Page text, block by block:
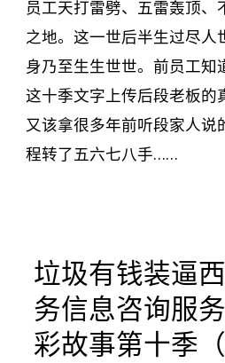
员工天打雷劈、五雷轰顶、
之地。这一世后半生过尽人
身乃至生生世世。前员工知
这十季文字上传后段老板的
又该拿很多年前听段家人说
程转了五六七八手……
垃圾有钱装逼
务信息咨询服
彩故事第十季